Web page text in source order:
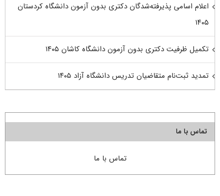
اعلام اسامی پذیرفته‌شدگان دکتری بدون آزمون دانشگاه کردستان
۱۴۰۵
تکمیل ظرفیت دکتری بدون آزمون دانشگاه کاشان ۱۴۰۵
تمدید ثبت‌نام متقاضیان تدریس دانشگاه آزاد ۱۴۰۵
تماس با ما
تماس با ما